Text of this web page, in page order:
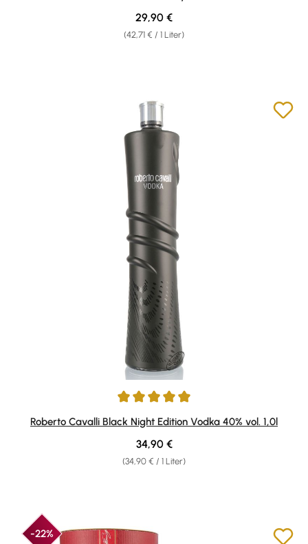
(42,71 € / 1 Liter)
Regulärer Preis:
29,90 €
Durchschnittliche Bewertung von 5 von 5 Sternen
Roberto Cavalli Black Night Edition Vodka 40% vol. 1,0l
(34,90 € / 1 Liter)
Regulärer Preis:
34,90 €
-22%